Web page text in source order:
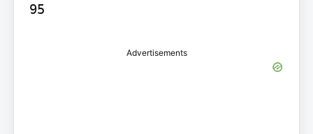
95
Advertisements